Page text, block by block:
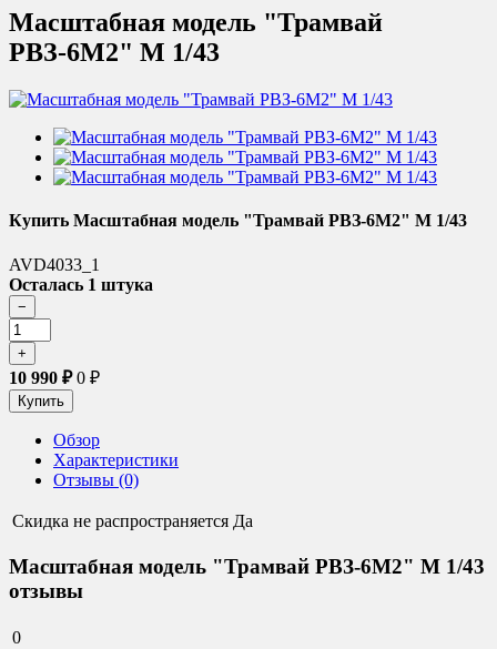
Масштабная модель "Трамвай
РВЗ-6М2" М 1/43
Купить Масштабная модель "Трамвай РВЗ-6М2" М 1/43
AVD4033_1
Осталась 1 штука
10 990 ₽0 ₽
Обзор
Характеристики
Отзывы (0)
Скидка не распространяется Да
Масштабная модель "Трамвай РВЗ-6М2" М 1/43
отзывы
0